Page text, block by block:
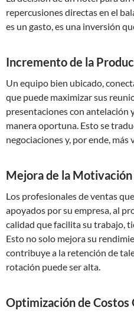
repercusiones directas en el
es un gasto, es una inversión
Incremento de la
Un equipo bien ubicado,
que puede maximizar sus
presentaciones con antelación
manera oportuna. Esto se
negociaciones y, por ende, más
Mejora de la
Los profesionales de ventas
apoyados por su empresa, al
calidad que facilita su trabajo,
Esto no solo mejora su
contribuye a la retención de
rotación puede ser alta.
Optimización de Costos